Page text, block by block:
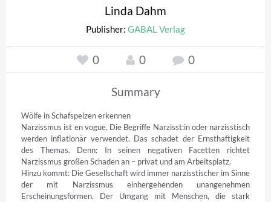
Linda Dahm
Publisher: GABAL Verlag
0 0 0
Summary
Wölfe in Schafspelzen erkennen
Narzissmus ist en vogue. Die Begriffe Narzisst:in oder narzisstisch
werden inflationär verwendet. Das schadet der Ernsthaftigkeit
des Themas. Denn: In seinen negativen Facetten richtet
Narzissmus großen Schaden an – privat und am Arbeitsplatz.
Hinzu kommt: Die Gesellschaft wird immer narzisstischer im Sinne
der mit Narzissmus einhergehenden unangenehmen
Erscheinungsformen. Der Umgang mit Menschen, die stark